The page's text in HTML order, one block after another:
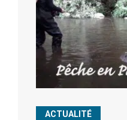
ACTUALITÉ